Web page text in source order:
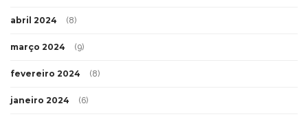
abril 2024 (8)
março 2024 (9)
fevereiro 2024 (8)
janeiro 2024 (6)